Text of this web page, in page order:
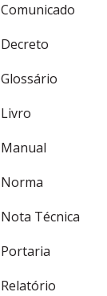
Comunicado
Decreto
Glossário
Livro
Manual
Norma
Nota Técnica
Portaria
Relatório